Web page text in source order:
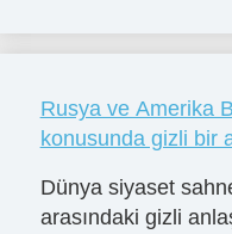
Rusya ve Amerika
konusunda gizli bir
Dünya siyaset
arasındaki gizli